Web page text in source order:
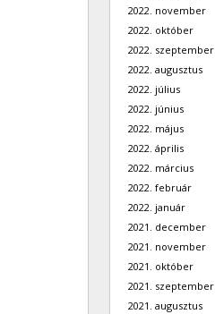
2022. november
2022. október
2022. szeptember
2022. augusztus
2022. július
2022. június
2022. május
2022. április
2022. március
2022. február
2022. január
2021. december
2021. november
2021. október
2021. szeptember
2021. augusztus